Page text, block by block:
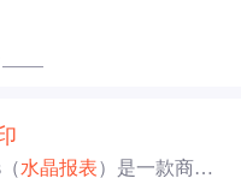
——
水晶报表）是一款商务